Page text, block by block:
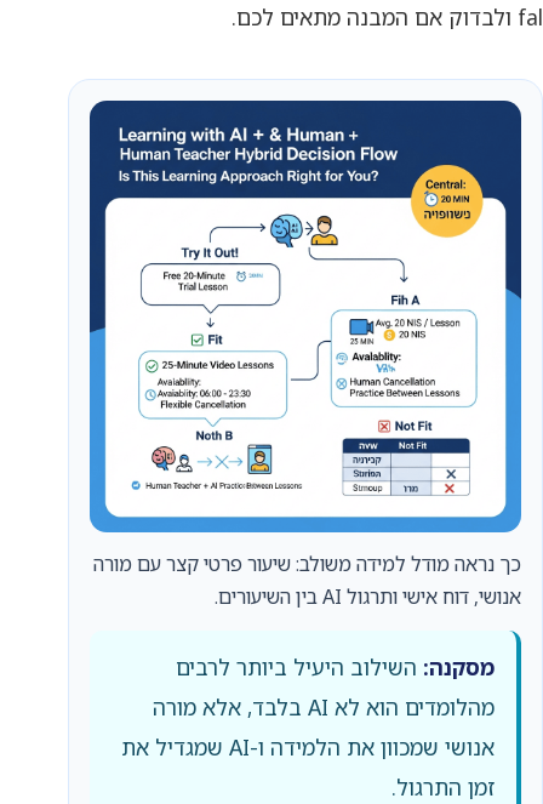
fal ולבדוק אם המבנה מתאים לכם.
כך נראה מודל למידה משולב: שיעור פרטי קצר עם מורה
אנושי, דוח אישי ותרגול AI בין השיעורים.
מסקנה: השילוב היעיל ביותר לרבים
מהלומדים הוא לא AI בלבד, אלא מורה
אנושי שמכוון את הלמידה ו-AI שמגדיל את
זמן התרגול.